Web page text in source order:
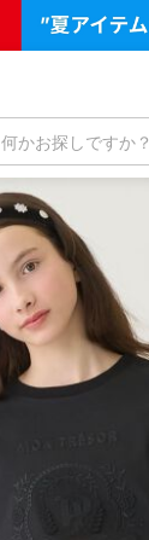
何かお探しですか？